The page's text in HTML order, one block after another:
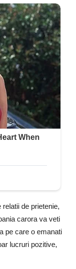
de prietenie,
carora va veti
pe care o emanati
lucruri pozitive,